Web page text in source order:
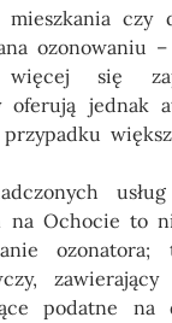
mieszkania czy
ozonowaniu
się
oferują jednak
na Ochocie to
podatne na